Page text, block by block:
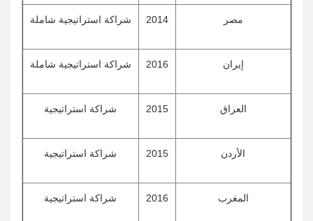
مصر 2014 شراكة استراتيجية شاملة
إيران 2016 شراكة استراتيجية شاملة
العراق 2015 شراكة استراتيجية
الأردن 2015 شراكة استراتيجية
المغرب 2016 شراكة استراتيجية